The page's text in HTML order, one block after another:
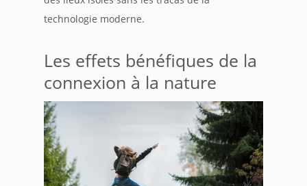
technologie moderne.
Les effets bénéfiques de la
connexion à la nature